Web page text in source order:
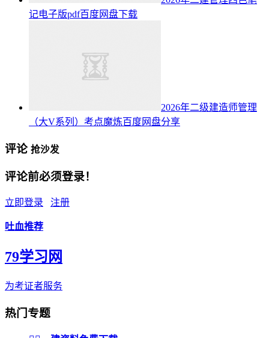
记电子版pdf百度网盘下载
2026年二级建造师管理
（大V系列）考点魔炼百度网盘分享
评论 抢沙发
评论前必须登录！
立即登录 注册
吐血推荐
79学习网
为考证者服务
热门专题